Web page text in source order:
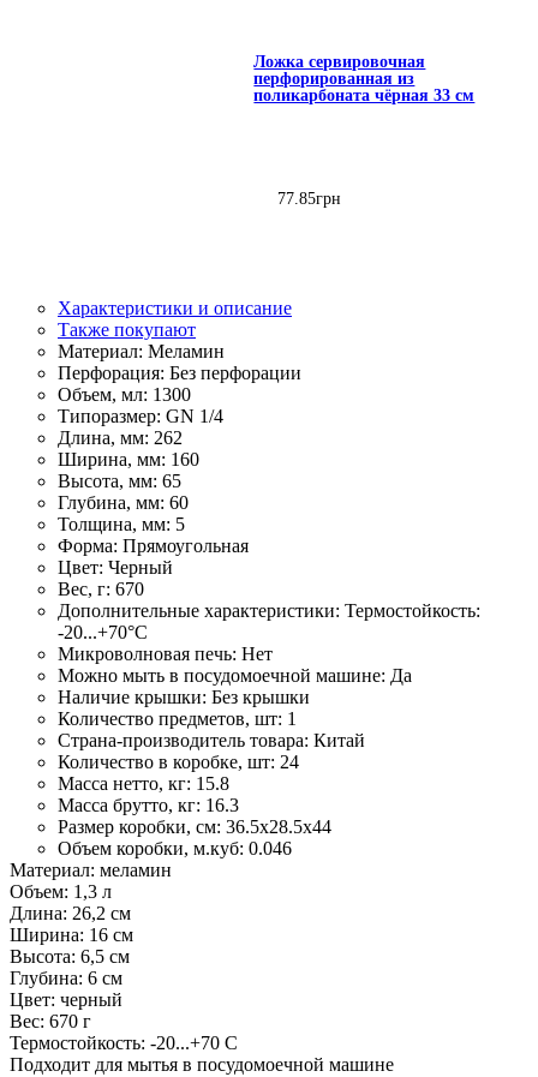
Ложка сервировочная
перфорированная из
поликарбоната чёрная 33 см
77.85грн
Характеристики и описание
Также покупают
Материал: Меламин
Перфорация: Без перфорации
Объем, мл: 1300
Типоразмер: GN 1/4
Длина, мм: 262
Ширина, мм: 160
Высота, мм: 65
Глубина, мм: 60
Толщина, мм: 5
Форма: Прямоугольная
Цвет: Черный
Вес, г: 670
Дополнительные характеристики: Термостойкость:
-20...+70°С
Микроволновая печь: Нет
Можно мыть в посудомоечной машине: Да
Наличие крышки: Без крышки
Количество предметов, шт: 1
Страна-производитель товара: Китай
Количество в коробке, шт: 24
Масса нетто, кг: 15.8
Масса брутто, кг: 16.3
Размер коробки, см: 36.5х28.5х44
Объем коробки, м.куб: 0.046
Материал: меламин
Объем: 1,3 л
Длина: 26,2 см
Ширина: 16 см
Высота: 6,5 см
Глубина: 6 см
Цвет: черный
Вес: 670 г
Термостойкость: -20...+70 С
Подходит для мытья в посудомоечной машине